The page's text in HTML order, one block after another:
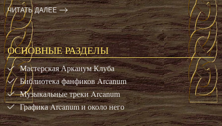
ЧИТАТЬ ДАЛЕЕ
ОСНОВНЫЕ РАЗДЕЛЫ
Мастерская Арканум Клуба
Библиотека фанфиков Arcanum
Музыкальные треки Arcanum
Графика Arcanum и около него